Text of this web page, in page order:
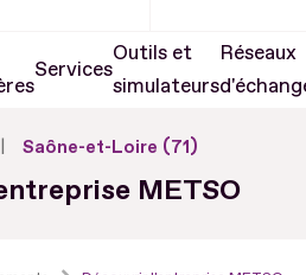
Services
Outils et
simulateurs
Réseaux
Saône-et-Loire (71)
METSO